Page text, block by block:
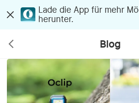
Lade die App für mehr
herunter.
Blog